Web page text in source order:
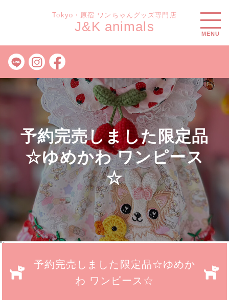
Tokyo・原宿 ワンちゃんグッズ専門店
J&K animals MENU
">
予約完売しました限定品
☆ゆめかわ ワンピース
☆
予約完売しました限定品☆ゆめか
わ ワンピース☆